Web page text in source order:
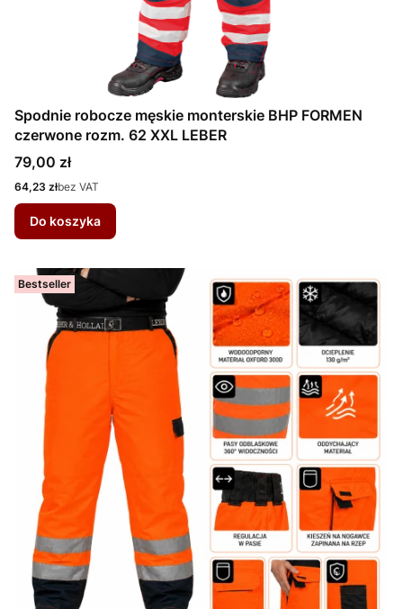
Spodnie robocze męskie monterskie BHP FORMEN
czerwone rozm. 62 XXL LEBER
Cena
79,00 zł
Cena
64,23 złbez VAT
Do koszyka
Bestseller